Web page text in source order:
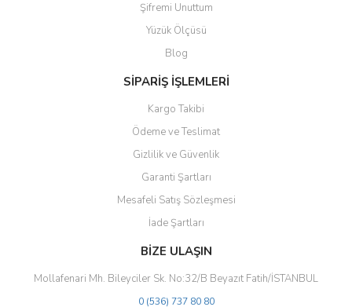
Ürün bilgilerinde hatalar bulunuyor.
Ürün fiyatı diğer sitelerden daha pahalı.
Bu ürüne benzer farklı alternatifler olmalı.
Gönder
Şifremi Unuttum
Yüzük Ölçüsü
Blog
SİPARİŞ İŞLEMLERİ
Kargo Takibi
Ödeme ve Teslimat
Gizlilik ve Güvenlik
Garanti Şartları
Mesafeli Satış Sözleşmesi
İade Şartları
BİZE ULAŞIN
Mollafenari Mh. Bileyciler Sk. No:32/B Beyazıt Fatih/İSTANBUL
0 (536) 737 80 80